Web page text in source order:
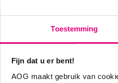
Toestemming
Fijn dat u er bent!
AOG maakt gebruik van